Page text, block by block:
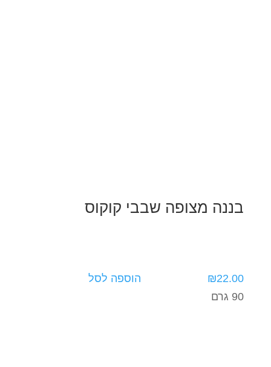
בננה מצופה שבבי קוקוס
₪22.00
הוספה לסל
90 גרם